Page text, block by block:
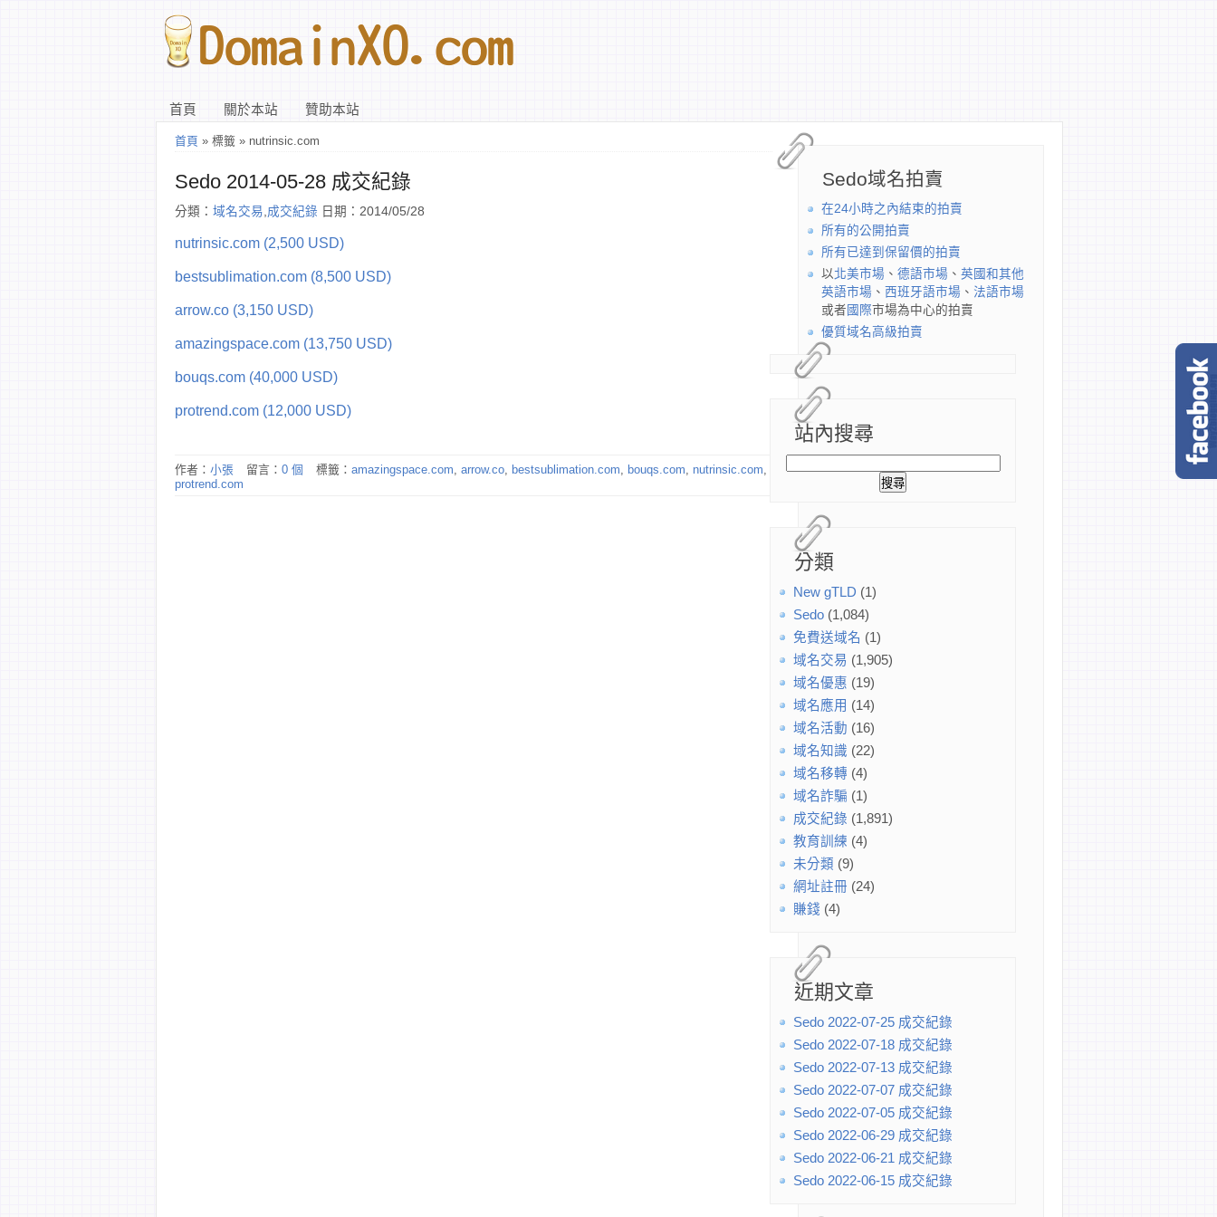
首頁 關於本站 贊助本站
Sedo域名拍賣
在24小時之內結束的拍賣
所有的公開拍賣
所有已達到保留價的拍賣
以北美市場 、 德語市場 、 英國和其他
英語市場 、 西班牙語市場 、 法語市場
或者 國際市場為中心的拍賣
優質域名高級拍賣
站內搜尋
分類
New gTLD (1)
Sedo (1,084)
免費送域名 (1)
域名交易 (1,905)
域名優惠 (19)
域名應用 (14)
域名活動 (16)
域名知識 (22)
域名移轉 (4)
域名詐騙 (1)
成交紀錄 (1,891)
教育訓練 (4)
未分類 (9)
網址註冊 (24)
賺錢 (4)
近期文章
Sedo 2022-07-25 成交紀錄
Sedo 2022-07-18 成交紀錄
Sedo 2022-07-13 成交紀錄
Sedo 2022-07-07 成交紀錄
Sedo 2022-07-05 成交紀錄
Sedo 2022-06-29 成交紀錄
Sedo 2022-06-21 成交紀錄
Sedo 2022-06-15 成交紀錄
首頁 » 標籤 » nutrinsic.com
Sedo 2014-05-28 成交紀錄
分類： 域名交易,成交紀錄 日期：2014/05/28
nutrinsic.com (2,500 USD)
bestsublimation.com (8,500 USD)
arrow.co (3,150 USD)
amazingspace.com (13,750 USD)
bouqs.com (40,000 USD)
protrend.com (12,000 USD)
作者： 小張 留言： 0 個 標籤： amazingspace.com, arrow.co, bestsublimation.com, bouqs.com, nutrinsic.com,
protrend.com